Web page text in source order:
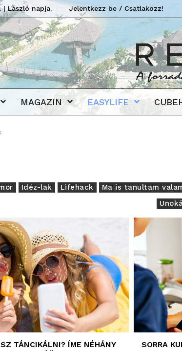
| László napja. Jelentkezz be / Csatlakozz!
MAGAZIN EASYLIFE
Idéz-lak Lifehack Ma is tanultam
TÁNCIKÁLNI? ÍME NÉHÁNY
SORRA